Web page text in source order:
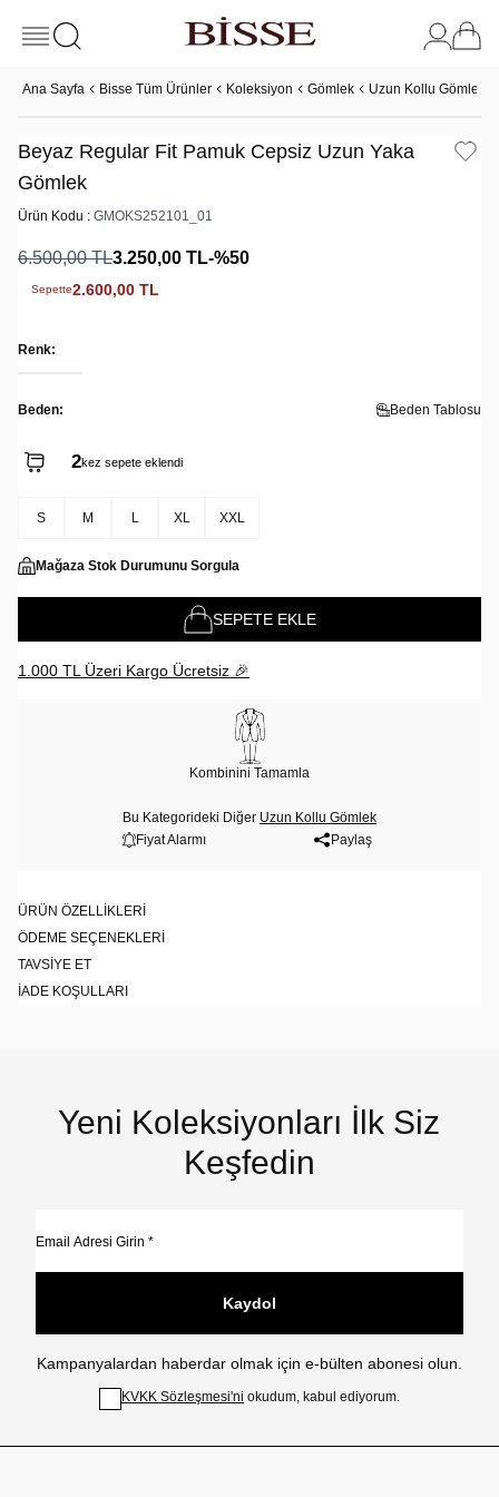
Ana Sayfa Bisse Tüm Ürünler Koleksiyon Gömlek Uzun Kollu Gömlek
Beyaz Regular Fit Pamuk Cepsiz Uzun Yaka
Gömlek
Ürün Kodu : GMOKS252101_01
6.500,00TL3.250,00 TL-%50
Sepette2.600,00 TL
Renk:
Beden: Beden Tablosu
2kez sepete eklendi
S M L XL XXL
Mağaza Stok Durumunu Sorgula
SEPETE EKLE
1.000 TL Üzeri Kargo Ücretsiz 🎉
Kombinini Tamamla
Bu Kategorideki Diğer Uzun Kollu Gömlek
Fiyat Alarmı
Paylaş
ÜRÜN ÖZELLIKLERI
ÖDEME SEÇENEKLERI
TAVSIYE ET
İADE KOŞULLARI
Yeni Koleksiyonları İlk Siz
Keşfedin
Kaydol
Kampanyalardan haberdar olmak için e-bülten abonesi olun.
KVKK Sözleşmesi'ni okudum, kabul ediyorum.